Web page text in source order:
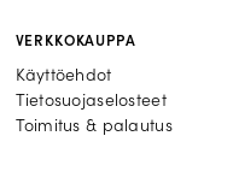
VERKKOKAUPPA
Käyttöehdot
Tietosuojaselosteet
Toimitus & palautus